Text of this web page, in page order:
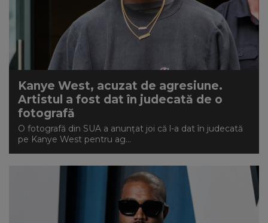
Kanye West, acuzat de agresiune.
Artistul a fost dat în judecată de o
fotografă
O fotografă din SUA a anunţat joi că l-a dat în judecată
pe Kanye West pentru ag...